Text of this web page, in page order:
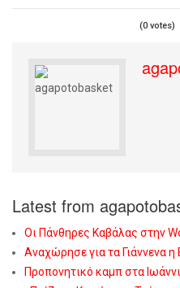
(0 votes)
Latest from
Οι Πάνθηρες Καβάλας στην
Αναχώρησε για τα Γιάννενα η
Προπονητικό καμπ στα